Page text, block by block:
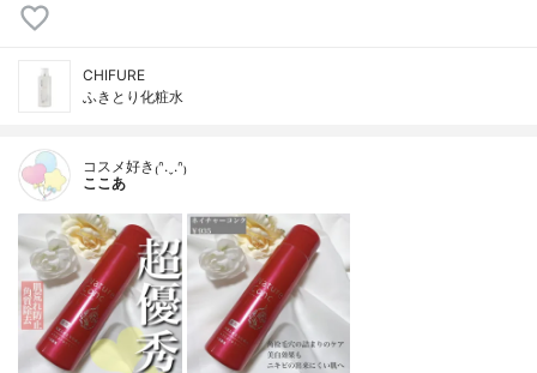
CHIFURE
ふきとり化粧水
コスメ好き₍ᐢ.ˬ.ᐢ₎
ここあ